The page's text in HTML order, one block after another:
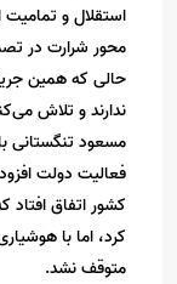
استقلال و
محور شرارت در
حالی که همین
ندارند و تلاش
مسعود تنگستانی
فعالیت دولت
کشور اتفاق
کرد، اما با
متوقف نشد.